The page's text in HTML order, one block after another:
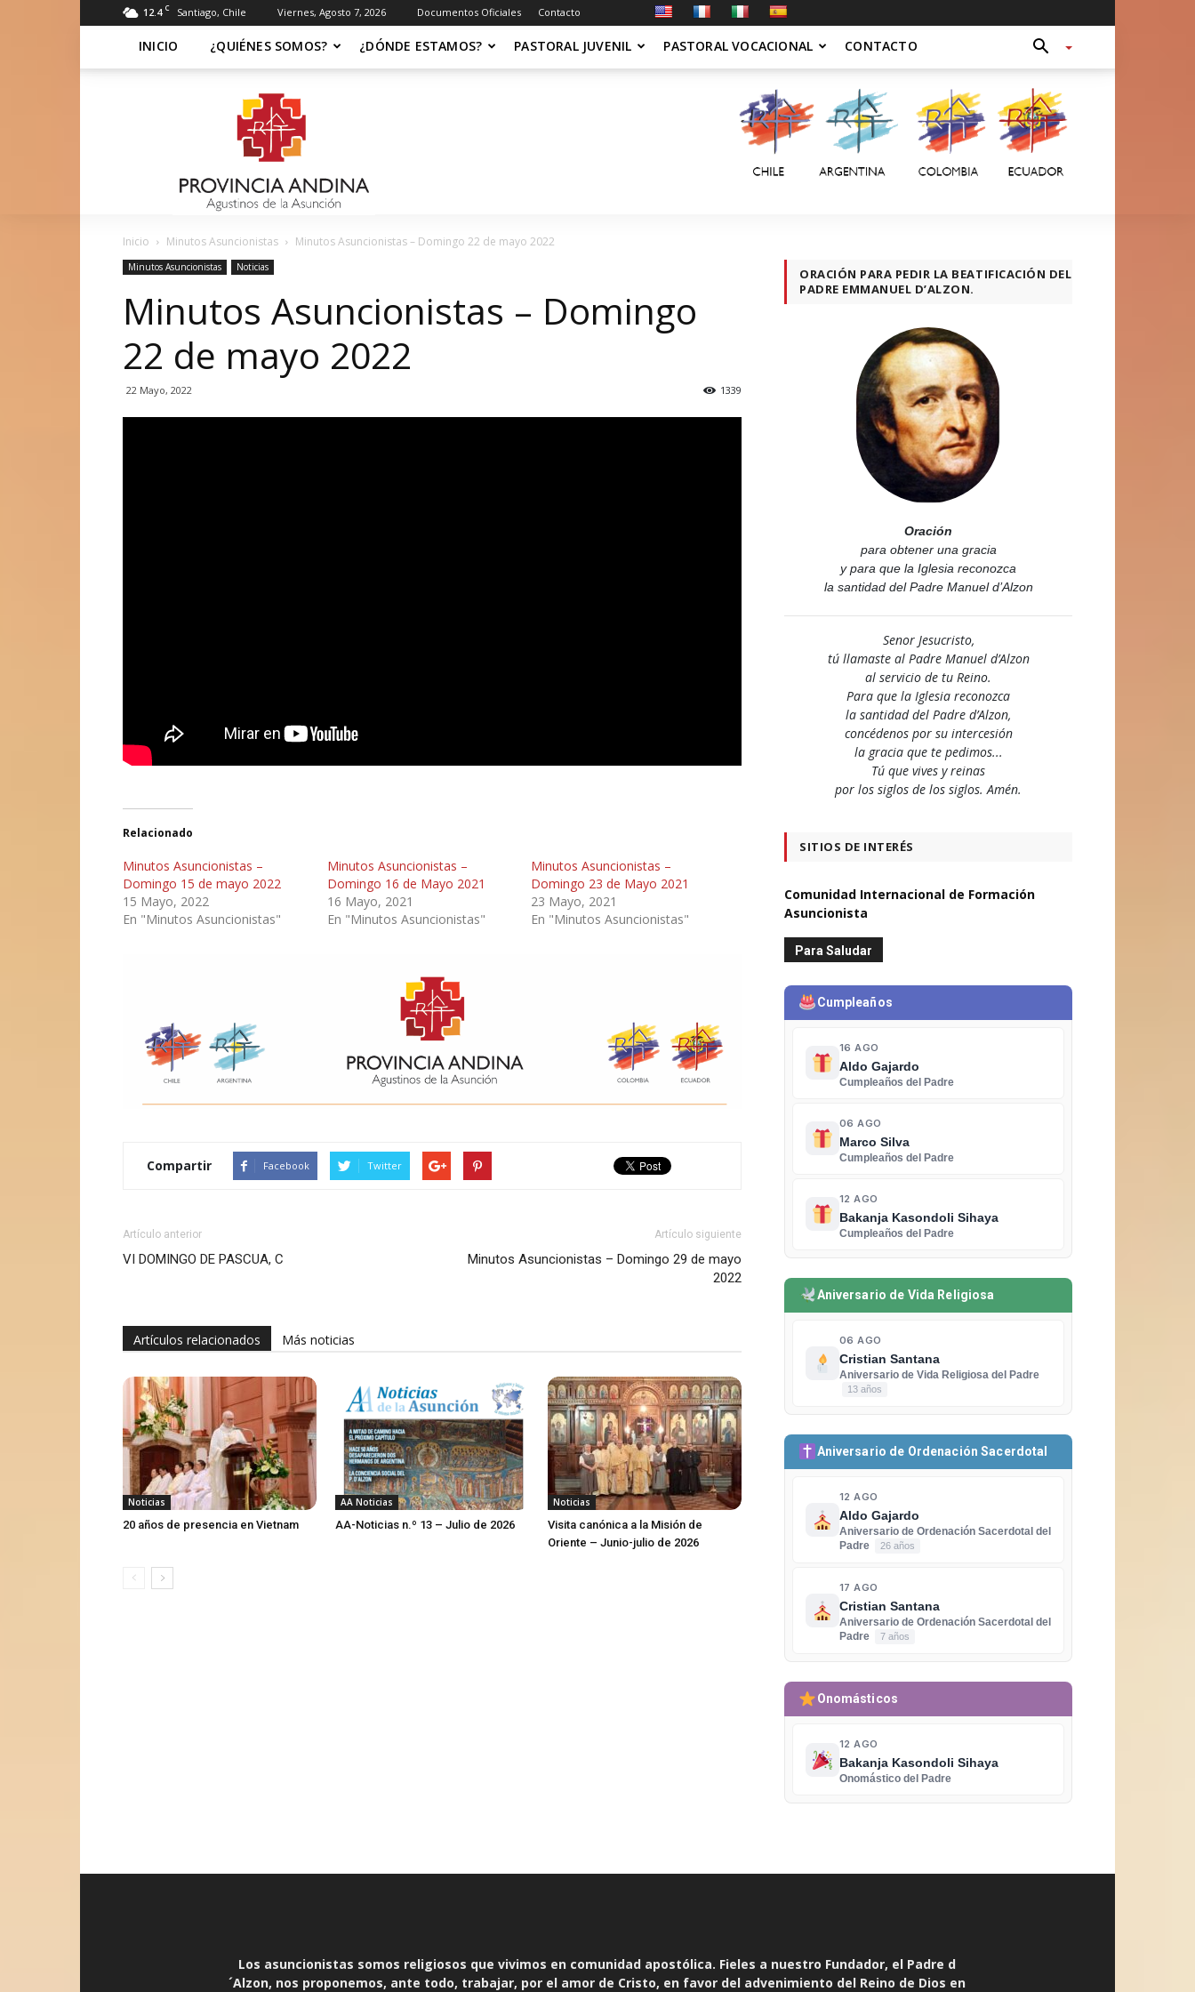
12.4 C Santiago, Chile Viernes, Agosto 7, 2026 Documentos Oficiales Contacto
INICIO ¿QUIÉNES SOMOS? ¿DÓNDE ESTAMOS? PASTORAL JUVENIL PASTORAL VOCACIONAL CONTACTO
Asuncionista
Inicio Minutos Asuncionistas Minutos Asuncionistas – Domingo 22 de mayo 2022
Minutos Asuncionistas Noticias
Minutos Asuncionistas – Domingo
22 de mayo 2022
22 Mayo, 2022 1339
Relacionado
Minutos Asuncionistas –
Domingo 15 de mayo 2022
15 Mayo, 2022
En "Minutos Asuncionistas"
Minutos Asuncionistas –
Domingo 16 de Mayo 2021
16 Mayo, 2021
En "Minutos Asuncionistas"
Minutos Asuncionistas –
Domingo 23 de Mayo 2021
23 Mayo, 2021
En "Minutos Asuncionistas"
Compartir Facebook Twitter
Artículo anterior
VI DOMINGO DE PASCUA, C
Artículo siguiente
Minutos Asuncionistas – Domingo 29 de mayo
2022
Artículos relacionados Más noticias
Noticias
20 años de presencia en Vietnam
AA Noticias
AA-Noticias n.º 13 – Julio de 2026
Noticias
Visita canónica a la Misión de
Oriente – Junio-julio de 2026
ORACIÓN PARA PEDIR LA BEATIFICACIÓN DEL
PADRE EMMANUEL D’ALZON.
Oración
para obtener una gracia
y para que la Iglesia reconozca
la santidad del Padre Manuel d’Alzon
Senor Jesucristo,
tú llamaste al Padre Manuel d’Alzon
al servicio de tu Reino.
Para que la Iglesia reconozca
la santidad del Padre d’Alzon,
concédenos por su intercesión
la gracia que te pedimos...
Tú que vives y reinas
por los siglos de los siglos. Amén.
SITIOS DE INTERÉS
Comunidad Internacional de Formación
Asuncionista
Para Saludar
Cumpleaños
16 AGO
Aldo Gajardo
Cumpleaños del Padre
06 AGO
Marco Silva
Cumpleaños del Padre
12 AGO
Bakanja Kasondoli Sihaya
Cumpleaños del Padre
Aniversario de Vida Religiosa
06 AGO
Cristian Santana
Aniversario de Vida Religiosa del Padre
13 años
Aniversario de Ordenación Sacerdotal
12 AGO
Aldo Gajardo
Aniversario de Ordenación Sacerdotal del
Padre
26 años
17 AGO
Cristian Santana
Aniversario de Ordenación Sacerdotal del
Padre
7 años
Onomásticos
12 AGO
Bakanja Kasondoli Sihaya
Onomástico del Padre
Los asuncionistas somos religiosos que vivimos en comunidad apostólica. Fieles a nuestro Fundador, el Padre d
´Alzon, nos proponemos, ante todo, trabajar, por el amor de Cristo, en favor del advenimiento del Reino de Dios en